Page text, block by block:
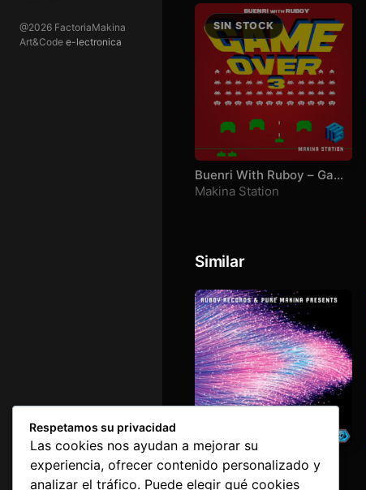
@2026 FactoriaMakina
Art&Code e-lectronica
Buenri With Ruboy – Game
Over 3
Makina Station
Similar
Reconnected Vol 2
Makina Station
Respetamos su privacidad
Las cookies nos ayudan a mejorar su
experiencia, ofrecer contenido personalizado y
analizar el tráfico. Puede elegir qué cookies